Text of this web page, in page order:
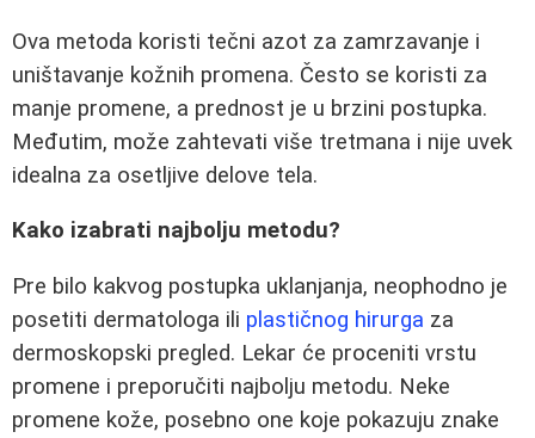
Ova metoda koristi tečni azot za zamrzavanje i
uništavanje kožnih promena. Često se koristi za
manje promene, a prednost je u brzini postupka.
Međutim, može zahtevati više tretmana i nije uvek
idealna za osetljive delove tela.
Kako izabrati najbolju metodu?
Pre bilo kakvog postupka uklanjanja, neophodno je
posetiti dermatologa ili plastičnog hirurga za
dermoskopski pregled. Lekar će proceniti vrstu
promene i preporučiti najbolju metodu. Neke
promene kože, posebno one koje pokazuju znake